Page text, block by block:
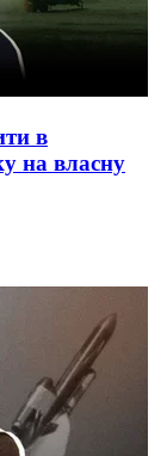
в
на власну